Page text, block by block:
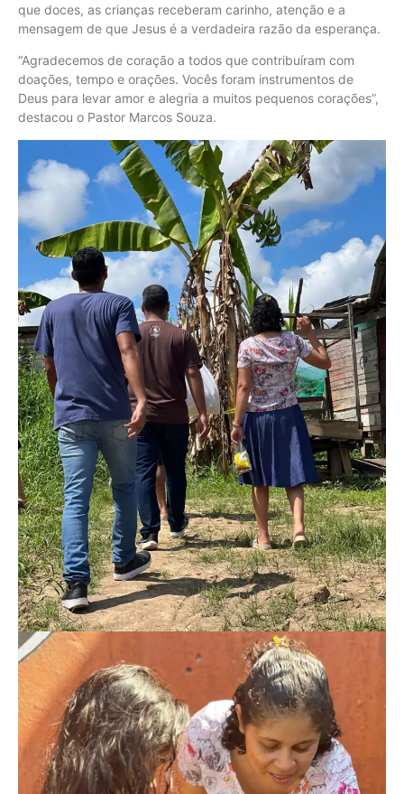
que doces, as crianças receberam carinho, atenção e a
mensagem de que Jesus é a verdadeira razão da esperança.
“Agradecemos de coração a todos que contribuíram com
doações, tempo e orações. Vocês foram instrumentos de
Deus para levar amor e alegria a muitos pequenos corações”,
destacou o Pastor Marcos Souza.